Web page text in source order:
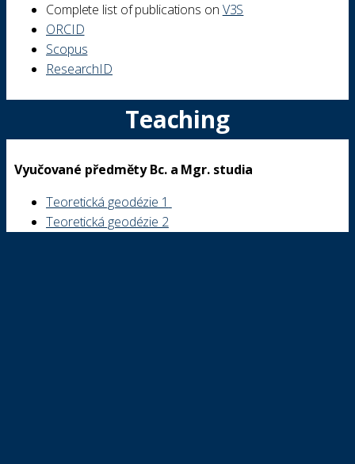
Complete list of publications on V3S
ORCID
Scopus
ResearchID
Teaching
Vyučované předměty Bc. a Mgr. studia
Teoretická geodézie 1
Teoretická geodézie 2